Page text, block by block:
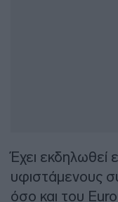
Έχει
υφιστάμενους
όσο και του